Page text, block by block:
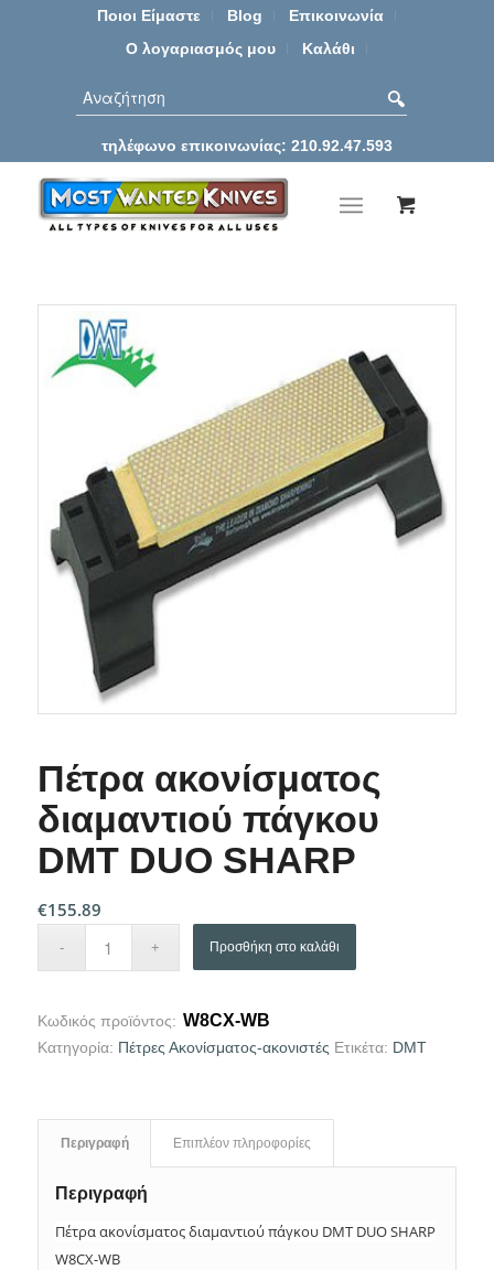
Ποιοι Είμαστε Blog
Επικοινωνία
Ο λογαριασμός μου
Καλάθι
τηλέφωνο επικοινωνίας: 210.92.47.593
Πέτρα ακονίσματος
διαμαντιού πάγκου
DMT DUO SHARP
€155.89
Προσθήκη στο καλάθι
Κωδικός προϊόντος: W8CX-WB
Κατηγορία: Πέτρες Ακονίσματος-ακονιστές Ετικέτα: DMT
Περιγραφή Επιπλέον πληροφορίες
Περιγραφή
Πέτρα ακονίσματος διαμαντιού πάγκου DMT DUO SHARP
W8CX-WB